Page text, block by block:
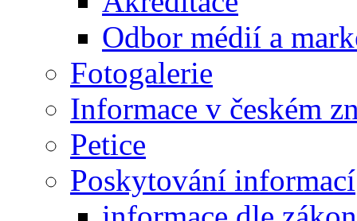
Odbor médií a
Fotogalerie
Informace v českém
Petice
Poskytování informací